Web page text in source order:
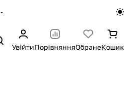
УвійтиПорівнянняОбранеКошик